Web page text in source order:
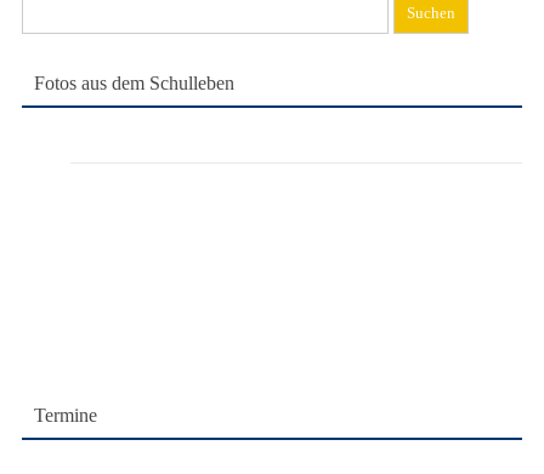
nach:
Fotos aus dem Schulleben
Termine